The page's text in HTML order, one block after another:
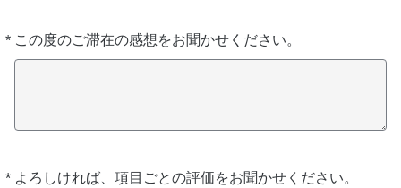
* この度のご滞在の感想をお聞かせください。
必
須
* よろしければ、項目ごとの評価をお聞かせください。
必